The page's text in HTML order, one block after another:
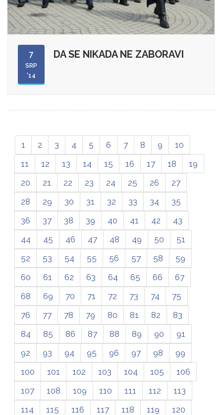
7
SRP
'14
DA SE NIKADA NE ZABORAVI
1 2 3 4 5 6 7 8 9
10
11
12 13 14 15 16 17 18
19
20
21 22 23 24 25 26
27
28
29 30 31 32 33 34
35
36
37 38 39 40 41 42
43
44
45 46 47 48 49 50
51
52
53 54 55 56 57 58
59
60
61 62 63 64 65 66
67
68
69 70 71 72 73 74
75
76
77 78 79 80 81 82
83
84
85 86 87 88 89 90
91
92
93 94 95 96 97 98
99
100
101 102 103 104 105
106
107
108 109 110 111 112
113
114
115 116 117 118 119
120